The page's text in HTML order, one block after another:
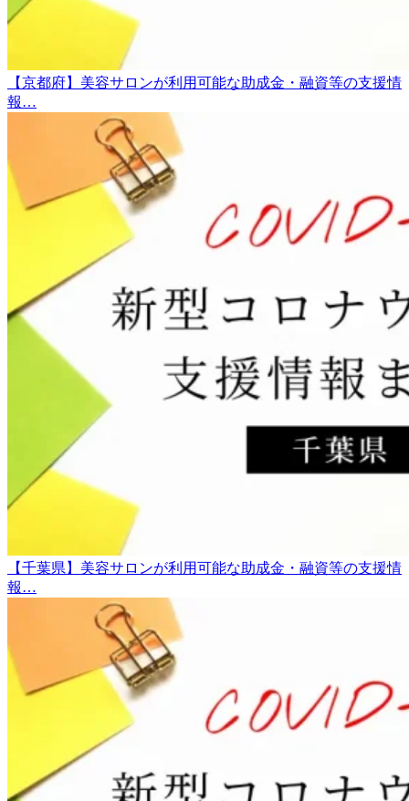
【京都府】美容サロンが利用可能な助成金・融資等の支援情
報…
【千葉県】美容サロンが利用可能な助成金・融資等の支援情
報…